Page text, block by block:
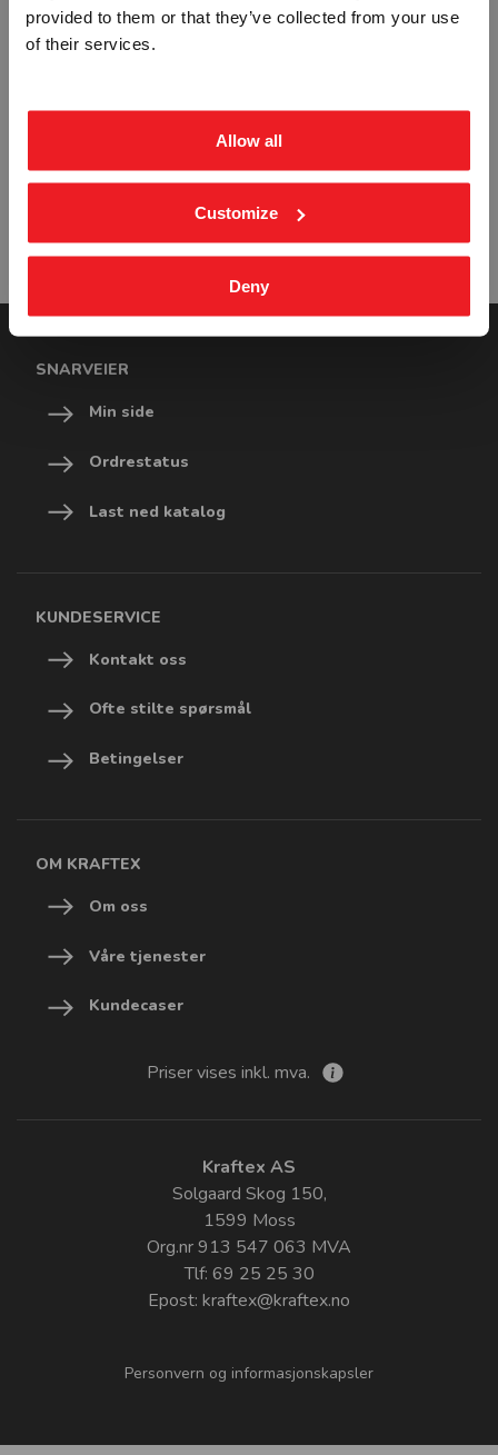
provided to them or that they’ve collected from your use
of their services.
Allow all
Customize
Deny
UTFREST STÅL HUSNUMMER SKILT
SNARVEIER
Min side
Ordrestatus
Last ned katalog
KUNDESERVICE
Kontakt oss
Ofte stilte spørsmål
Betingelser
OM KRAFTEX
Om oss
Våre tjenester
Kundecaser
Priser vises inkl. mva.
Kraftex AS
Solgaard Skog 150,
1599 Moss
Org.nr 913 547 063 MVA
Tlf: 69 25 25 30
Epost: kraftex@kraftex.no
Personvern og informasjonskapsler
BEDRIFT PRIVAT